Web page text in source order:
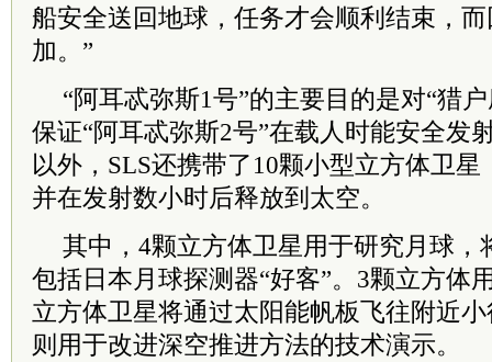
船安全送回地球，任务才会顺利结束，
加。”
“阿耳忒弥斯1号”的主要目的是对“猎
保证“阿耳忒弥斯2号”在载人时能安全发
以外，SLS还携带了10颗小型立方体卫
并在发射数小时后释放到太空。
其中，4颗立方体卫星用于研究月球，
包括日本月球探测器“好客”。3颗立方体
立方体卫星将通过太阳能帆板飞往附近
则用于改进深空推进方法的技术演示。